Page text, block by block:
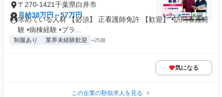
〒270-1421千葉県白井市
月給38万円～57万円
求めている人材 【必須】 正看護師免許 【歓迎】 •訪問看護経
験 •病棟経験 •ブラ...
制服あり 業界未経験歓迎 +25個
気になる
この企業の類似求人を見る